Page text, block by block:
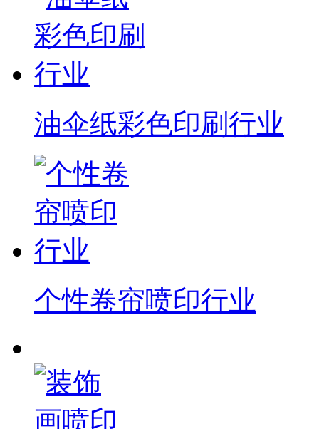
油伞纸彩色印刷行业
个性卷帘喷印行业